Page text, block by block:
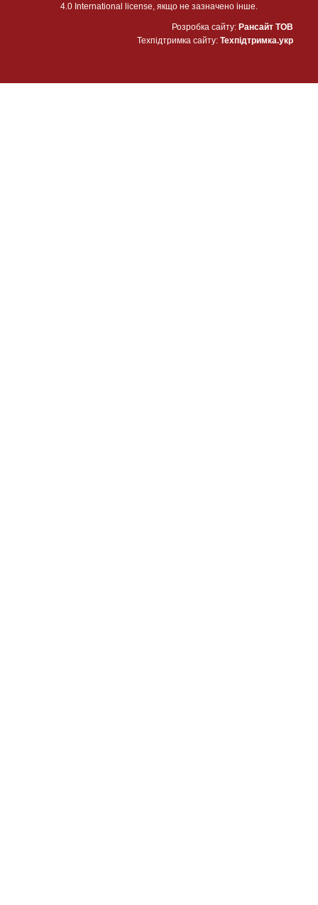
4.0 International license, якщо не зазначено інше.
Розробка сайту: Рансайт ТОВ
Техпідтримка сайту: Техпідтримка.укр